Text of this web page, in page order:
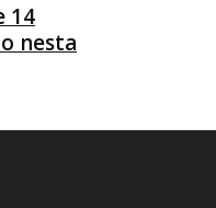
14
nesta